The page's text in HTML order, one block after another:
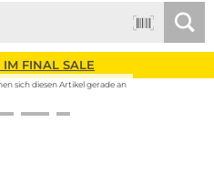
IM FINAL SALE
sich diesen Artikel gerade an